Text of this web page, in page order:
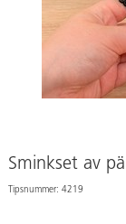
Sminkset av
Tipsnummer: 4219